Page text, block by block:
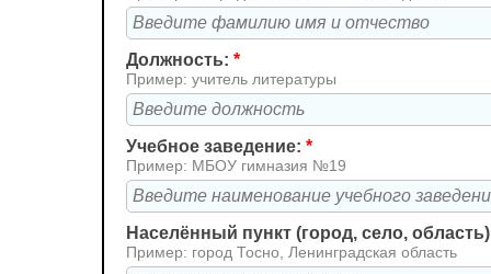
Должность: *
Пример: учитель литературы
Учебное заведение: *
Пример: МБОУ гимназия №19
Населённый пункт (город, село,
Пример: город Тосно, Ленинградская область